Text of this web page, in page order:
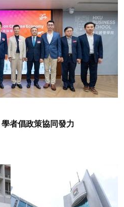
者倡政策協同發力